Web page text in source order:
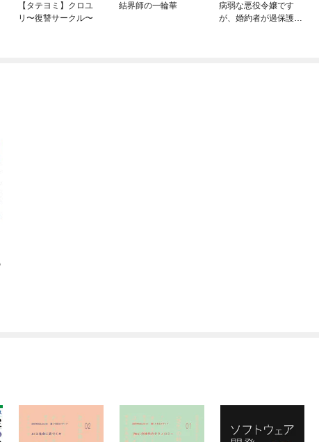
【タテヨミ】クロユ
リ〜復讐サークル〜
結界師の一輪華
病弱な悪役令嬢です
が、婚約者が過保護す